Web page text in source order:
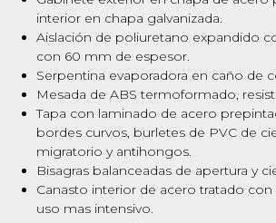
interior en chapa galvanizada.
Aislación de poliuretano expandido
con 60 mm de espesor.
Serpentina evaporadora en caño de
Mesada de ABS termoformado,
Tapa con laminado de acero
bordes curvos, burletes de PVC de
migratorio y antihongos.
Bisagras balanceadas de apertura y
Canasto interior de acero tratado
uso mas intensivo.